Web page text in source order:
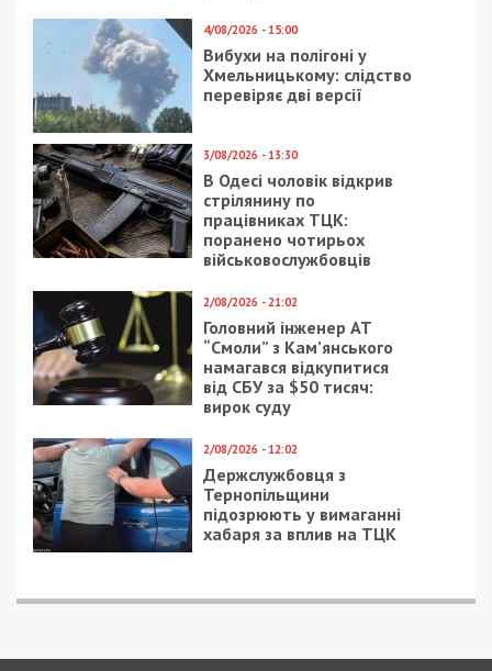
4/08/2026 - 15:00
Вибухи на полігоні у
Хмельницькому: слідство
перевіряє дві версії
3/08/2026 - 13:30
В Одесі чоловік відкрив
стрілянину по
працівниках ТЦК:
поранено чотирьох
військовослужбовців
2/08/2026 - 21:02
Головний інженер АТ
“Смоли” з Кам’янського
намагався відкупитися
від СБУ за $50 тисяч:
вирок суду
2/08/2026 - 12:02
Держслужбовця з
Тернопільщини
підозрюють у вимаганні
хабаря за вплив на ТЦК